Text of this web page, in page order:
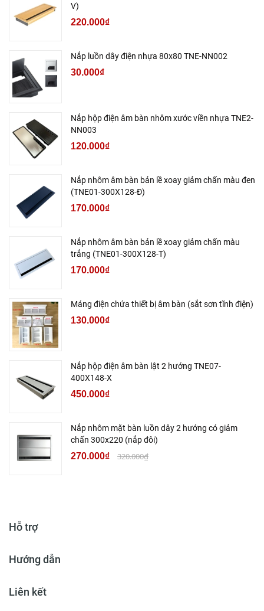
V)
220.000₫
Nắp luồn dây điện nhựa 80x80 TNE-NN002
30.000₫
Nắp hộp điện âm bàn nhôm xước viền nhựa TNE2-
NN003
120.000₫
Nắp nhôm âm bàn bản lề xoay giảm chấn màu đen
(TNE01-300X128-Đ)
170.000₫
Nắp nhôm âm bàn bản lề xoay giảm chấn màu
trắng (TNE01-300X128-T)
170.000₫
Máng điện chứa thiết bị âm bàn (sắt sơn tĩnh điện)
130.000₫
Nắp hộp điện âm bàn lật 2 hướng TNE07-
400X148-X
450.000₫
Nắp nhôm mặt bàn luồn dây 2 hướng có giảm
chấn 300x220 (nắp đôi)
270.000₫ 320.000₫
Hỗ trợ
Hướng dẫn
Liên kết